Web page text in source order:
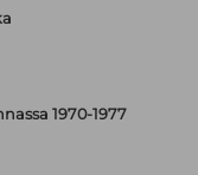
1970-1977